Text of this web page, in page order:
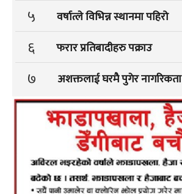
५ वर्षात्ले विभिन्न स्थानमा पहिरो
६ फरार प्रतिबादीहरु पक्राउ
७ अशक्तलाई घरमै पुगेर नागरिकता